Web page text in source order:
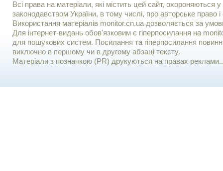
Всі права на матеріали, які містить цей сайт, охороняються у
законодавством України, в тому числі, про авторське право і
Використання матерiалiв monitor.cn.ua дозволяється за
Для iнтернет-видань обов'язковим є гiперпосилання на
для пошукових систем. Посилання та гіперпосилання
виключно в першому чи в другому абзаці тексту.
Матеріали з позначкою (PR) друкуються на правах реклами..